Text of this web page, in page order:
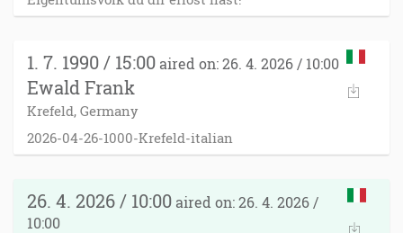
1. 7. 1990 / 15:00 aired on: 26. 4. 2026 / 10:00
Ewald Frank
Krefeld, Germany
2026-04-26-1000-Krefeld-italian
26. 4. 2026 / 10:00 aired on: 26. 4. 2026 /
10:00